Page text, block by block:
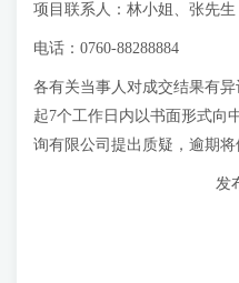
项目联系人：林小姐、张先生
电话：0760-88288884
各有关当事人对成交结果有
起7个工作日内以书面形式向
询有限公司提出质疑，逾期将
发
发布时间：